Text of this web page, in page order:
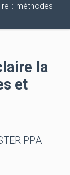
: méthodes
la
et
PPA